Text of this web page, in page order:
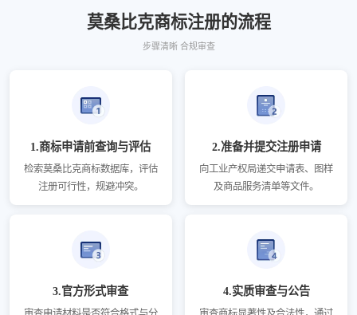
莫桑比克商标注册的流程
步骤清晰 合规审查
1.商标申请前查询与评估
检索莫桑比克商标数据库，评估
注册可行性，规避冲突。
2.准备并提交注册申请
向工业产权局递交申请表、图样
及商品服务清单等文件。
3.官方形式审查 4.实质审查与公告